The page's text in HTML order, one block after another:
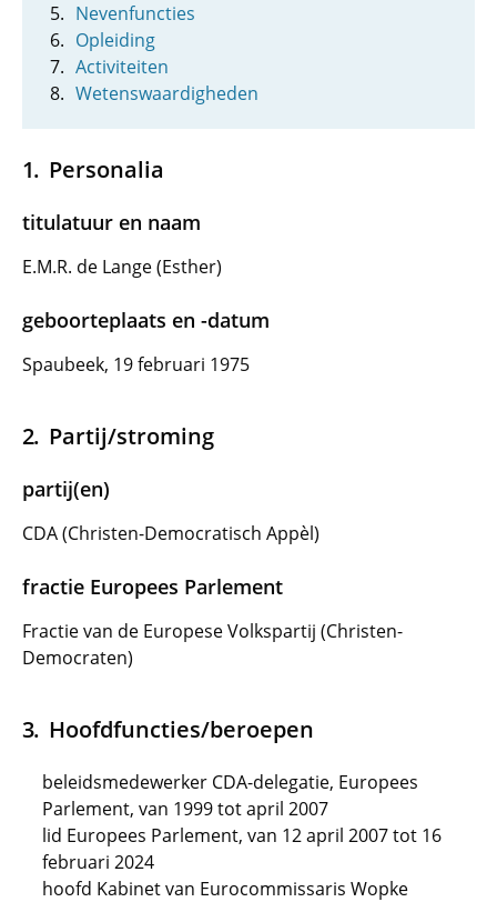
Nevenfuncties
Opleiding
Activiteiten
Wetenswaardigheden
Personalia
titulatuur en naam
E.M.R. de Lange (Esther)
geboorteplaats en -datum
Spaubeek, 19 februari 1975
Partij/stroming
partij(en)
CDA (Christen-Democratisch Appèl)
fractie Europees Parlement
Fractie van de Europese Volkspartij (Christen-
Democraten)
Hoofdfuncties/beroepen
beleidsmedewerker CDA-delegatie, Europees
Parlement, van 1999 tot april 2007
lid Europees Parlement, van 12 april 2007 tot 16
februari 2024
hoofd Kabinet van Eurocommissaris Wopke